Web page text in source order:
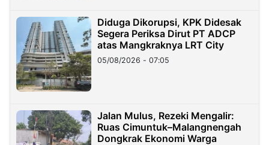
Diduga Dikorupsi, KPK Didesak
Segera Periksa Dirut PT ADCP
atas Mangkraknya LRT City
05/08/2026 - 07:05
Jalan Mulus, Rezeki Mengalir:
Ruas Cimuntuk–Malangnengah
Dongkrak Ekonomi Warga